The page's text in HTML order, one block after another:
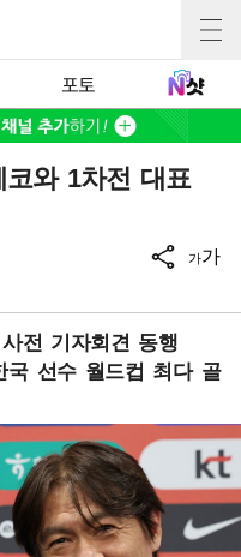
포토
와 1차전 대표
가가
전 기자회견 동행
국 선수 월드컵 최다 골